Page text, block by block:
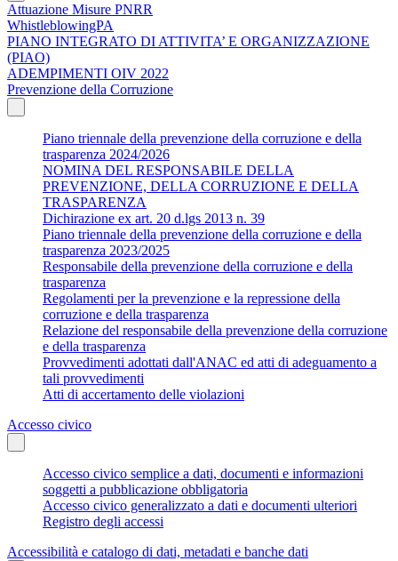
Attuazione Misure PNRR
WhistleblowingPA
PIANO INTEGRATO DI ATTIVITA’ E ORGANIZZAZIONE
(PIAO)
ADEMPIMENTI OIV 2022
Prevenzione della Corruzione
Piano triennale della prevenzione della corruzione e della
trasparenza 2024/2026
NOMINA DEL RESPONSABILE DELLA
PREVENZIONE, DELLA CORRUZIONE E DELLA
TRASPARENZA
Dichirazione ex art. 20 d.lgs 2013 n. 39
Piano triennale della prevenzione della corruzione e della
trasparenza 2023/2025
Responsabile della prevenzione della corruzione e della
trasparenza
Regolamenti per la prevenzione e la repressione della
corruzione e della trasparenza
Relazione del responsabile della prevenzione della corruzione
e della trasparenza
Provvedimenti adottati dall'ANAC ed atti di adeguamento a
tali provvedimenti
Atti di accertamento delle violazioni
Accesso civico
Accesso civico semplice a dati, documenti e informazioni
soggetti a pubblicazione obbligatoria
Accesso civico generalizzato a dati e documenti ulteriori
Registro degli accessi
Accessibilità e catalogo di dati, metadati e banche dati